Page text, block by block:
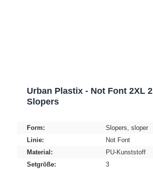
Urban Plastix - Not Font 2XL
Slopers
Form: Slopers, sloper
Linie:
Not Font
Material:
PU-Kunststoff
Setgröße:
3